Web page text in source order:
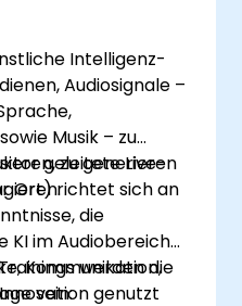
Intelligenz-
Audiosignale –
Musik – zu
zu generieren
geleitete Live-
Ort) richtet sich an
die
KI im Audiobereich
Kommunikation,
genutzt
werden die
sein: